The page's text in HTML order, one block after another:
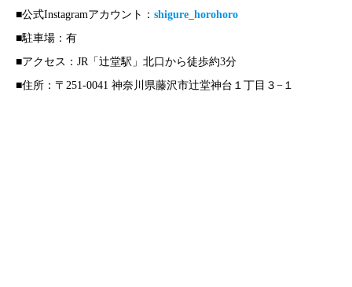
■公式Instagramアカウント： shigure_horohoro
■駐車場：有
■アクセス：JR「辻堂駅」北口から徒歩約3分
■住所：〒251-0041 神奈川県藤沢市辻堂神台１丁目３−１